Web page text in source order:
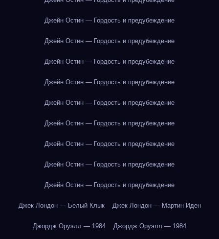
Джейн Остин — Гордость и предубеждение
Джейн Остин — Гордость и предубеждение
Джейн Остин — Гордость и предубеждение
Джейн Остин — Гордость и предубеждение
Джейн Остин — Гордость и предубеждение
Джейн Остин — Гордость и предубеждение
Джейн Остин — Гордость и предубеждение
Джейн Остин — Гордость и предубеждение
Джейн Остин — Гордость и предубеждение
Джек Лондон — Белый Клык Джек Лондон — Мартин Иден
Джордж Оруэлл — 1984 Джордж Оруэлл — 1984